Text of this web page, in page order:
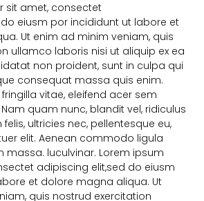
sit amet, consectet
eiusm por incididunt ut labore et
Ut enim ad minim veniam, quis
ullamco laboris nisi ut aliquip ex ea
non proident, sunt in culpa qui
consequat massa quis enim.
vitae, eleifend acer sem
quam nunc, blandit vel, ridiculus
ultricies nec, pellentesque eu,
elit. Aenean commodo ligula
massa. luculvinar. Lorem ipsum
adipiscing elit,sed do eiusm
et dolore magna aliqua. Ut
quis nostrud exercitation